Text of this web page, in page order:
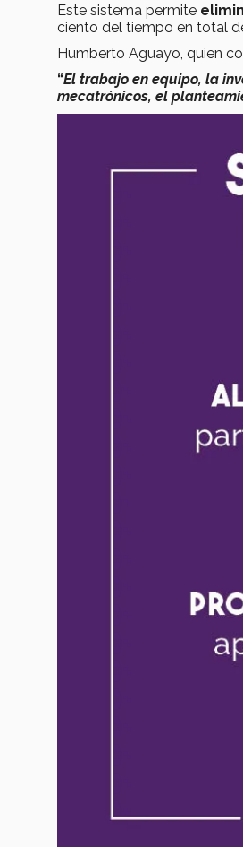
Este sistema permite
ciento del tiempo en total
Humberto Aguayo, quien
“El trabajo en equipo, la
mecatrónicos, el